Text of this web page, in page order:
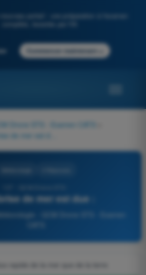
portail : une préparation à l'examen
Commencer maintenant
Drone STS - Examen CATS
de mer est due :